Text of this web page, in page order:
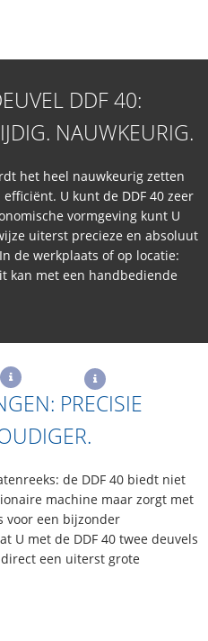
DDF 40:
NAUWKEURIG.
het heel nauwkeurig zetten
U kunt de DDF 40 zeer
vormgeving kunt U
uiterst precieze en absoluut
de werkplaats of op locatie:
kan met een handbediende
PRECISIE
de DDF 40 biedt niet
machine maar zorgt met
voor een bijzonder
U met de DDF 40 twee deuvels
een uiterst grote